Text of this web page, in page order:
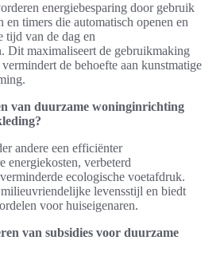
energiebesparing door gebruik
en timers die automatisch openen en
tijd van de dag en
Dit maximaliseert de gebruikmaking
de behoefte aan kunstmatige
van duurzame woninginrichting
andere een efficiënter
energiekosten, verbeterd
ecologische voetafdruk.
levensstijl en biedt
voor huiseigenaren.
van subsidies voor duurzame